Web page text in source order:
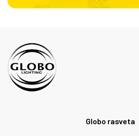
Globo rasveta